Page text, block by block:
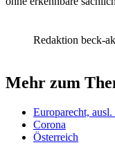
Redaktion beck-
Mehr zum
Europarecht,
Corona
Österreich